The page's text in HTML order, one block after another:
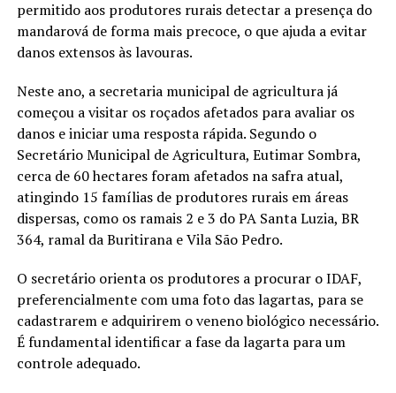
permitido aos produtores rurais detectar a presença do
mandarová de forma mais precoce, o que ajuda a evitar
danos extensos às lavouras.
Neste ano, a secretaria municipal de agricultura já
começou a visitar os roçados afetados para avaliar os
danos e iniciar uma resposta rápida. Segundo o
Secretário Municipal de Agricultura, Eutimar Sombra,
cerca de 60 hectares foram afetados na safra atual,
atingindo 15 famílias de produtores rurais em áreas
dispersas, como os ramais 2 e 3 do PA Santa Luzia, BR
364, ramal da Buritirana e Vila São Pedro.
O secretário orienta os produtores a procurar o IDAF,
preferencialmente com uma foto das lagartas, para se
cadastrarem e adquirirem o veneno biológico necessário.
É fundamental identificar a fase da lagarta para um
controle adequado.